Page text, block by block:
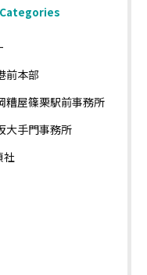
Categories
前本部
糟屋篠栗駅前事務所
大手門事務所
社